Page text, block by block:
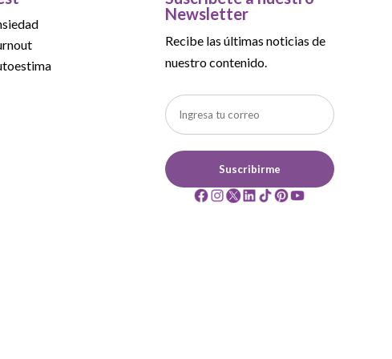
Newsletter
Recibe las últimas noticias de
nuestro contenido.
Suscribirme